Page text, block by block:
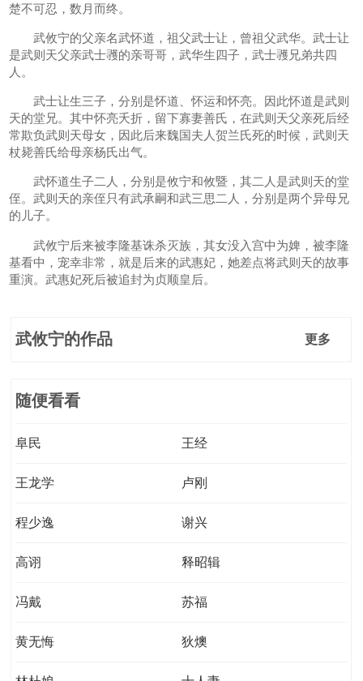
楚不可忍，数月而终。
武攸宁的父亲名武怀道，祖父武士让，曾祖父武华。武士让
是武则天父亲武士彟的亲哥哥，武华生四子，武士彟兄弟共四
人。
武士让生三子，分别是怀道、怀运和怀亮。因此怀道是武则
天的堂兄。其中怀亮夭折，留下寡妻善氏，在武则天父亲死后经
常欺负武则天母女，因此后来魏国夫人贺兰氏死的时候，武则天
杖毙善氏给母亲杨氏出气。
武怀道生子二人，分别是攸宁和攸暨，其二人是武则天的堂
侄。武则天的亲侄只有武承嗣和武三思二人，分别是两个异母兄
的儿子。
武攸宁后来被李隆基诛杀灭族，其女没入宫中为婢，被李隆
基看中，宠幸非常，就是后来的武惠妃，她差点将武则天的故事
重演。武惠妃死后被追封为贞顺皇后。
武攸宁的作品 更多
随便看看
阜民 王经
王龙学 卢刚
程少逸 谢兴
高诩 释昭辑
冯戴 苏福
黄无悔 狄燠